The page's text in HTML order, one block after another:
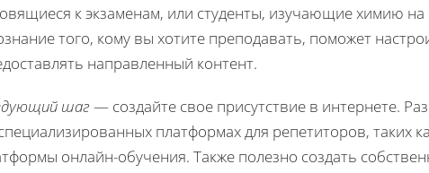
к экзаменам, или студенты, изучающие химию на
того, кому вы хотите преподавать, поможет
направленный контент.
шаг — создайте свое присутствие в интернете.
платформах для репетиторов, таких
онлайн-обучения. Также полезно создать